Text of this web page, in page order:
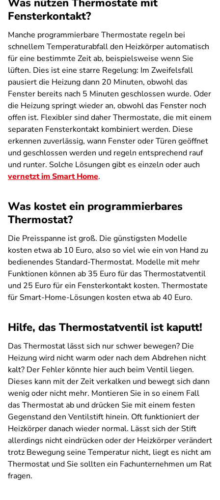
Was nützen Thermostate mit
Fensterkontakt?
Manche programmierbare Thermostate regeln bei
schnellem Temperaturabfall den Heizkörper automatisch
für eine bestimmte Zeit ab, beispielsweise wenn Sie
lüften. Dies ist eine starre Regelung: Im Zweifelsfall
pausiert die Heizung dann 20 Minuten, obwohl das
Fenster bereits nach 5 Minuten geschlossen wurde. Oder
die Heizung springt wieder an, obwohl das Fenster noch
offen ist. Flexibler sind daher Thermostate, die mit einem
separaten Fensterkontakt kombiniert werden. Diese
erkennen zuverlässig, wann Fenster oder Türen geöffnet
und geschlossen werden und regeln entsprechend rauf
und runter. Solche Lösungen gibt es einzeln oder auch
vernetzt im Smart Home.
Was kostet ein programmierbares
Thermostat?
Die Preisspanne ist groß. Die günstigsten Modelle
kosten etwa ab 10 Euro, also so viel wie ein von Hand zu
bedienendes Standard-Thermostat. Modelle mit mehr
Funktionen können ab 35 Euro für das Thermostatventil
und 25 Euro für ein Fensterkontakt kosten. Thermostate
für Smart-Home-Lösungen kosten etwa ab 40 Euro.
Hilfe, das Thermostatventil ist kaputt!
Das Thermostat lässt sich nur schwer bewegen? Die
Heizung wird nicht warm oder nach dem Abdrehen nicht
kalt? Der Fehler könnte hier auch beim Ventil liegen.
Dieses kann mit der Zeit verkalken und bewegt sich dann
wenig oder nicht mehr. Montieren Sie in so einem Fall
das Thermostat ab und drücken Sie mit einem festen
Gegenstand den Ventilstift hinein. Oft funktioniert der
Heizkörper danach wieder normal. Lässt sich der Stift
allerdings nicht eindrücken oder der Heizkörper verändert
trotz Bewegung seine Temperatur nicht, liegt es nicht am
Thermostat und Sie sollten ein Fachunternehmen um Rat
fragen.